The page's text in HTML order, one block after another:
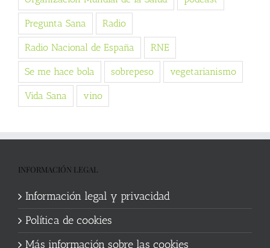
Pregunta Sana Radio
Radio Nacional de España RNE
Se me hace bola sobrepeso vegetarianismo
Vida Sana vino
INFORMACIÓN LEGAL
Información legal y privacidad
Política de cookies
Más información sobre las cookies